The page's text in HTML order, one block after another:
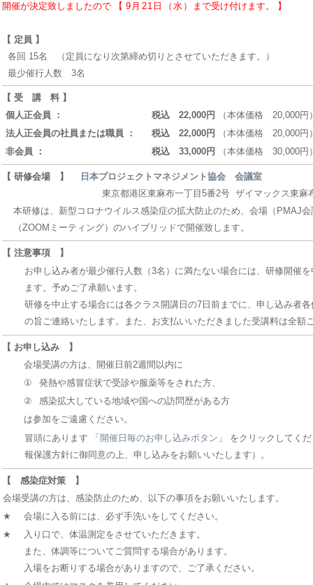
開催が決定致しましたので 【 9月21日（水） まで受け付けます。 】
【 定員 】
各回 15名 （定員になり次第締め切りとさせていただきます。）
最少催行人数 3名
【 受 講 料 】
個人正会員 ：
税込 22,000円
（本体価格 20,000円
法人正会員の社員または職員 ：
税込 22,000円
（本体価格 20,000円
非会員 ：
税込 33,000円 （本体価格 30,000円
【 研修会場 】
日本プロジェクトマネジメント協会 会議室
東京都港区東麻布一丁目5番2号 ザイマックス東麻布
本研修は、新型コロナウイルス感染症の拡大防止のため、会場（PMAJ
（ZOOMミーティング）のハイブリッドで開催致します。
【 注意事項 】
お申し込み者が最少催行人数（3名）に満たない場合には、研修開催
ます。予めご了承願います。
研修を中止する場合には各クラス開講日の7日前までに、申し込み者
の旨ご連絡いたします。また、お支払いいただきました受講料は全額
【 お申し込み 】
会場受講の方は、開催日前2週間以内に
①
発熱や感冒症状で受診や服薬等をされた方、
②
感染拡大している地域や国への訪問歴がある方
は参加をご遠慮ください。
冒頭にあります 「 開催日毎のお申し込みボタン 」 をクリックしてく
報保護方針に御同意の上、申し込みをお願いいたします）。
【 感染症対策 】
会場受講の方は、感染防止のため、以下の事項をお願いいたします。
★
会場に入る前には、必ず手洗いをしてください。
★
入り口で、体温測定をさせていただきます。
また、体調等についてご質問する場合があります。
入場をお断りする場合がありますので、ご了承ください。